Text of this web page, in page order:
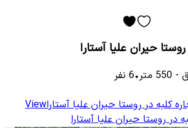
حیران علیا آستارا
-
550 متر•
6 نفر
کلبه در روستا حیران علیا آستاراView
در روستا حیران علیا آستارا